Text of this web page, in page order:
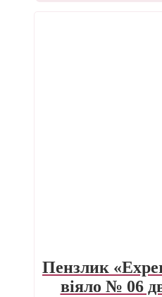
Пензлик
віяло № 06